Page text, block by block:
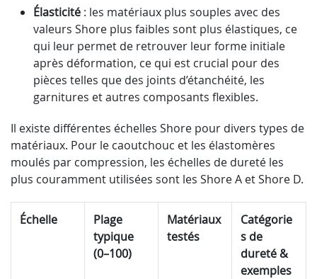
Élasticité : les matériaux plus souples avec des
valeurs Shore plus faibles sont plus élastiques, ce
qui leur permet de retrouver leur forme initiale
après déformation, ce qui est crucial pour des
pièces telles que des joints d’étanchéité, les
garnitures et autres composants flexibles.
Il existe différentes échelles Shore pour divers types de
matériaux. Pour le caoutchouc et les élastomères
moulés par compression, les échelles de dureté les
plus couramment utilisées sont les Shore A et Shore D.
Échelle
Plage
typique
(0–100)
Matériaux
testés
Catégorie
s de
dureté &
exemples